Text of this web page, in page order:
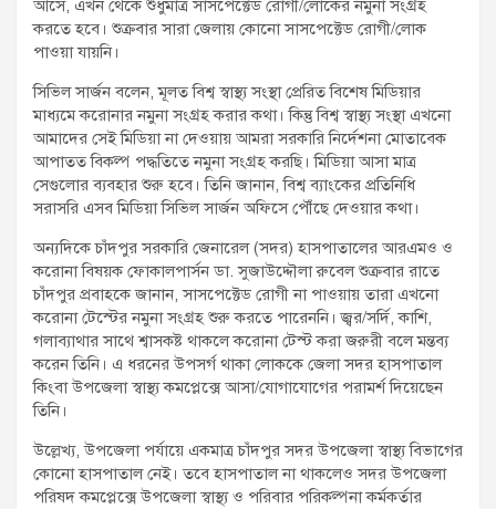
আসে, এখন থেকে শুধুমাত্র সাসপেক্টেড রোগী/লোকের নমুনা সংগ্রহ
করতে হবে। শুক্রবার সারা জেলায় কোনো সাসপেক্টেড রোগী/লোক
পাওয়া যায়নি।
সিভিল সার্জন বলেন, মূলত বিশ্ব স্বাস্থ্য সংস্থা প্রেরিত বিশেষ মিডিয়ার
মাধ্যমে করোনার নমুনা সংগ্রহ করার কথা। কিন্তু বিশ্ব স্বাস্থ্য সংস্থা এখনো
আমাদের সেই মিডিয়া না দেওয়ায় আমরা সরকারি নির্দেশনা মোতাবেক
আপাতত বিকল্প পদ্ধতিতে নমুনা সংগ্রহ করছি। মিডিয়া আসা মাত্র
সেগুলোর ব্যবহার শুরু হবে। তিনি জানান, বিশ্ব ব্যাংকের প্রতিনিধি
সরাসরি এসব মিডিয়া সিভিল সার্জন অফিসে পৌঁছে দেওয়ার কথা।
অন্যদিকে চাঁদপুর সরকারি জেনারেল (সদর) হাসপাতালের আরএমও ও
করোনা বিষয়ক ফোকালপার্সন ডা. সুজাউদ্দৌলা রুবেল শুক্রবার রাতে
চাঁদপুর প্রবাহকে জানান, সাসপেক্টেড রোগী না পাওয়ায় তারা এখনো
করোনা টেস্টের নমুনা সংগ্রহ শুরু করতে পারেননি। জ্বর/সর্দি, কাশি,
গলাব্যাথার সাথে শ্বাসকষ্ট থাকলে করোনা টেস্ট করা জরুরী বলে মন্তব্য
করেন তিনি। এ ধরনের উপসর্গ থাকা লোককে জেলা সদর হাসপাতাল
কিংবা উপজেলা স্বাস্থ্য কমপ্লেক্সে আসা/যোগাযোগের পরামর্শ দিয়েছেন
তিনি।
উল্লেখ্য, উপজেলা পর্যায়ে একমাত্র চাঁদপুর সদর উপজেলা স্বাস্থ্য বিভাগের
কোনো হাসপাতাল নেই। তবে হাসপাতাল না থাকলেও সদর উপজেলা
পরিষদ কমপ্লেক্সে উপজেলা স্বাস্থ্য ও পরিবার পরিকল্পনা কর্মকর্তার